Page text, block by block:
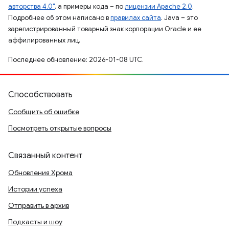
авторства 4.0", а примеры кода – полицензии Apache 2.0.
Подробнее об этом написано вправилах сайта. Java – это
зарегистрированный товарный знак корпорации Oracle и ее
аффилированных лиц.
Последнее обновление: 2026-01-08 UTC.
Способствовать
Сообщить об ошибке
Посмотреть открытые вопросы
Связанный контент
Обновления Хрома
Истории успеха
Отправить в архив
Подкасты и шоу